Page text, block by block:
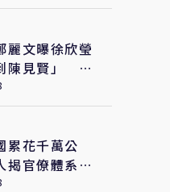
麗文曝徐欣瑩
陳見賢」 權
次接觸未果：
哩路
累花千萬公
揭官僚體系
：公費考察